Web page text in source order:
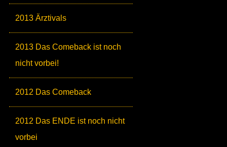
2013 Ärztivals
2013 Das Comeback ist noch
nicht vorbei!
2012 Das Comeback
2012 Das ENDE ist noch nicht
vorbei